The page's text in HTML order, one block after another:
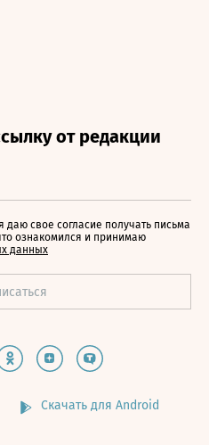
свое согласие получать письма
ознакомился и принимаю
данных
Скачать для Android